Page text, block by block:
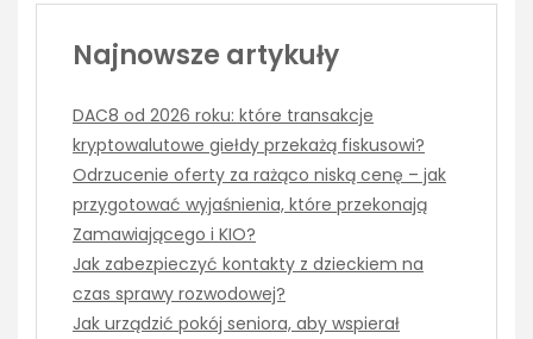
Najnowsze artykuły
DAC8 od 2026 roku: które transakcje
kryptowalutowe giełdy przekażą fiskusowi?
Odrzucenie oferty za rażąco niską cenę – jak
przygotować wyjaśnienia, które przekonają
Zamawiającego i KIO?
Jak zabezpieczyć kontakty z dzieckiem na
czas sprawy rozwodowej?
Jak urządzić pokój seniora, aby wspierał